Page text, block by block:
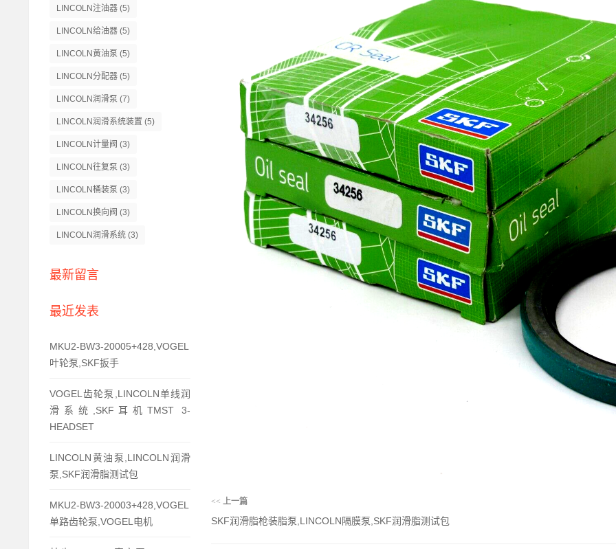
LINCOLN注油器 (5)
LINCOLN给油器 (5)
LINCOLN黄油泵 (5)
LINCOLN分配器 (5)
LINCOLN润滑泵 (7)
LINCOLN润滑系统装置 (5)
LINCOLN计量阀 (3)
LINCOLN往复泵 (3)
LINCOLN桶装泵 (3)
LINCOLN换向阀 (3)
LINCOLN润滑系统 (3)
最新留言
最近发表
MKU2-BW3-20005+428,VOGEL
叶轮泵,SKF扳手
VOGEL齿轮泵,LINCOLN单线润
滑系统,SKF耳机TMST 3-
HEADSET
LINCOLN黄油泵,LINCOLN润滑
泵,SKF润滑脂测试包
MKU2-BW3-20003+428,VOGEL
单路齿轮泵,VOGEL电机
<< 上一篇
SKF润滑脂枪装脂泵,LINCOLN隔膜泵,SKF润滑脂测试包